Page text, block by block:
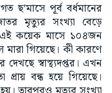
ছ’মাসে পূর্ব বর্ধমানের
মৃত্যুর সংখ্যা বেড়ে
এই কয়েক মাসে ১০৪জন
মারা গিয়েছে। কী কারণে
স্বাস্থ্যদপ্তর। এখন
প্রায় বন্ধ হয়ে গিয়েছে।